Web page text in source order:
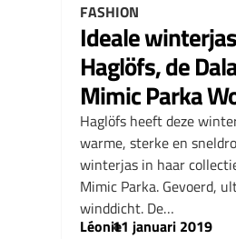
FASHION
Ideale
Haglöfs, de
Mimic Parka
Haglöfs heeft deze
warme, sterke en
winterjas in haar
Mimic Parka. Gevoerd,
winddicht. De…
Léonie
–
11 januari 2019